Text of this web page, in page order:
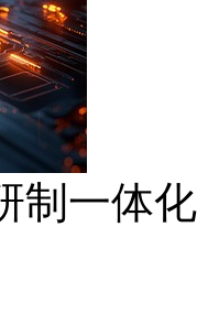
制一体